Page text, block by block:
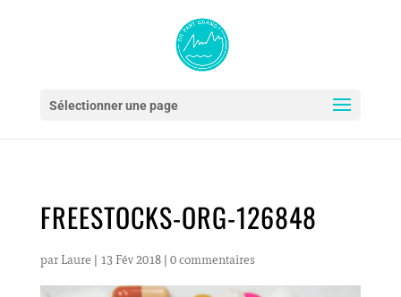
Sélectionner une page
FREESTOCKS-ORG-126848
par Laure | 13 Fév 2018| 0 commentaires